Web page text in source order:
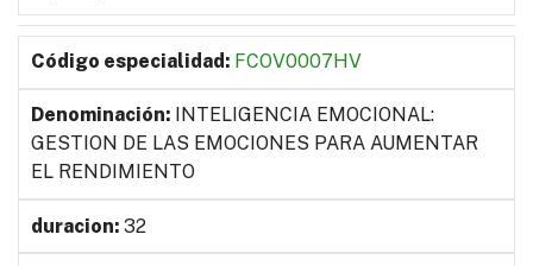
FCOV0007HV
INTELIGENCIA EMOCIONAL:
GESTION DE LAS EMOCIONES PARA AUMENTAR
EL RENDIMIENTO
32